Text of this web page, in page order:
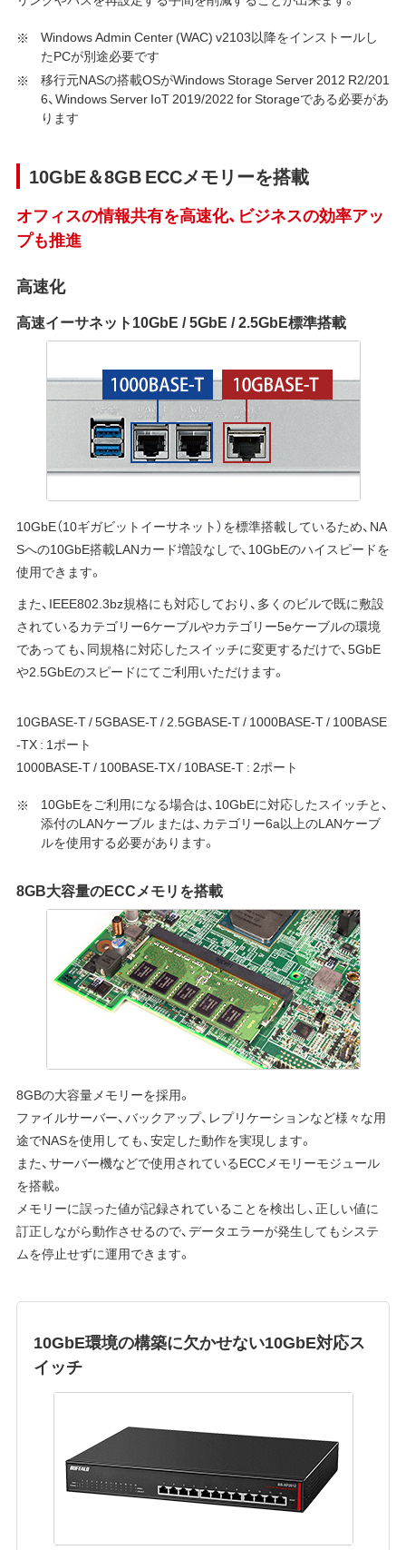
Windows Admin Center (WAC) v2103以降をインストールし
たPCが別途必要です
移行元NASの搭載OSがWindows Storage Server 2012 R2/201
6、Windows Server IoT 2019/2022 for Storageである必要があ
ります
10GbE＆8GB ECCメモリーを搭載
オフィスの情報共有を高速化、ビジネスの効率アッ
プも推進
高速化
高速イーサネット10GbE / 5GbE / 2.5GbE標準搭載
10GbE（10ギガビットイーサネット）を標準搭載しているため、NA
Sへの10GbE搭載LANカード増設なしで、10GbEのハイスピードを
使用できます。
また、IEEE802.3bz規格にも対応しており、多くのビルで既に敷設
されているカテゴリー6ケーブルやカテゴリー5eケーブルの環境
であっても、同規格に対応したスイッチに変更するだけで、5GbE
や2.5GbEのスピードにてご利用いただけます。
10GBASE-T / 5GBASE-T / 2.5GBASE-T / 1000BASE-T / 100BASE
-TX : 1ポート
1000BASE-T / 100BASE-TX / 10BASE-T : 2ポート
10GbEをご利用になる場合は、10GbEに対応したスイッチと、
添付のLANケーブル または、カテゴリー6a以上のLANケーブ
ルを使用する必要があります。
8GB大容量のECCメモリを搭載
8GBの大容量メモリーを採用。
ファイルサーバー、バックアップ、レプリケーションなど様々な用
途でNASを使用しても、安定した動作を実現します。
また、サーバー機などで使用されているECCメモリーモジュール
を搭載。
メモリーに誤った値が記録されていることを検出し、正しい値に
訂正しながら動作させるので、データエラーが発生してもシステ
ムを停止せずに運用できます。
10GbE環境の構築に欠かせない10GbE対応ス
イッチ